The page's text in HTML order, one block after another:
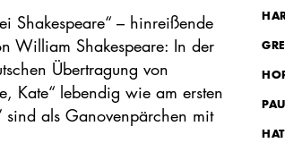
Shakespeare“ – hinreißende
William Shakespeare: In der
Übertragung von
Kate“ lebendig wie am ersten
sind als Ganovenpärchen mit